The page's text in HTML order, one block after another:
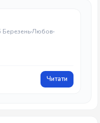
БерезеньЛюбов
Читати